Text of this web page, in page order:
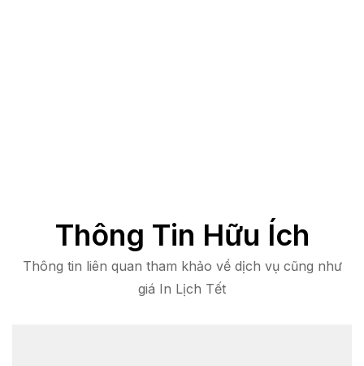
Thông Tin Hữu Ích
Thông tin liên quan tham khảo về dịch vụ cũng như
giá In Lịch Tết